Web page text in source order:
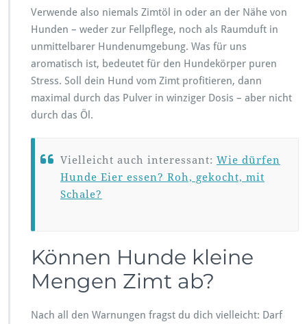
Verwende also niemals Zimtöl in oder an der Nähe von
Hunden – weder zur Fellpflege, noch als Raumduft in
unmittelbarer Hundenumgebung. Was für uns
aromatisch ist, bedeutet für den Hundekörper puren
Stress. Soll dein Hund vom Zimt profitieren, dann
maximal durch das Pulver in winziger Dosis – aber nicht
durch das Öl.
Vielleicht auch interessant: Wie dürfen
Hunde Eier essen? Roh, gekocht, mit
Schale?
Können Hunde kleine
Mengen Zimt ab?
Nach all den Warnungen fragst du dich vielleicht: Darf